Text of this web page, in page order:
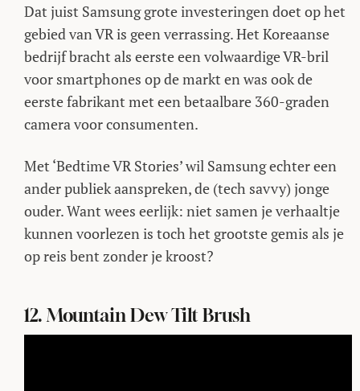
Dat juist Samsung grote investeringen doet op het
gebied van VR is geen verrassing. Het Koreaanse
bedrijf bracht als eerste een volwaardige VR-bril
voor smartphones op de markt en was ook de
eerste fabrikant met een betaalbare 360-graden
camera voor consumenten.
Met ‘Bedtime VR Stories’ wil Samsung echter een
ander publiek aanspreken, de (tech savvy) jonge
ouder. Want wees eerlijk: niet samen je verhaaltje
kunnen voorlezen is toch het grootste gemis als je
op reis bent zonder je kroost?
12. Mountain Dew Tilt Brush